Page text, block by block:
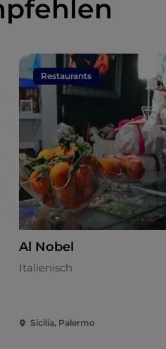
Restaurants
Al Nobel
Italienisch
Sicilia, Palermo